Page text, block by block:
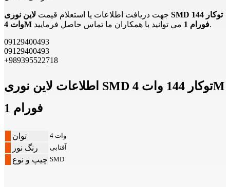
جهت دریافت اطلاعات یا استعلام قیمت لاین نوری SMD توکار 144
وات 4M فورام 1می توانید با همکاران ما تماس حاصل فرمایید.
09129400493
09129400493
+989395522718
اطلاعات لاین نوری SMD توکار 144 وات 4M
فورام 1
توان 4 وات
رنگ نور آفتابی
چیپ و نوع SMD